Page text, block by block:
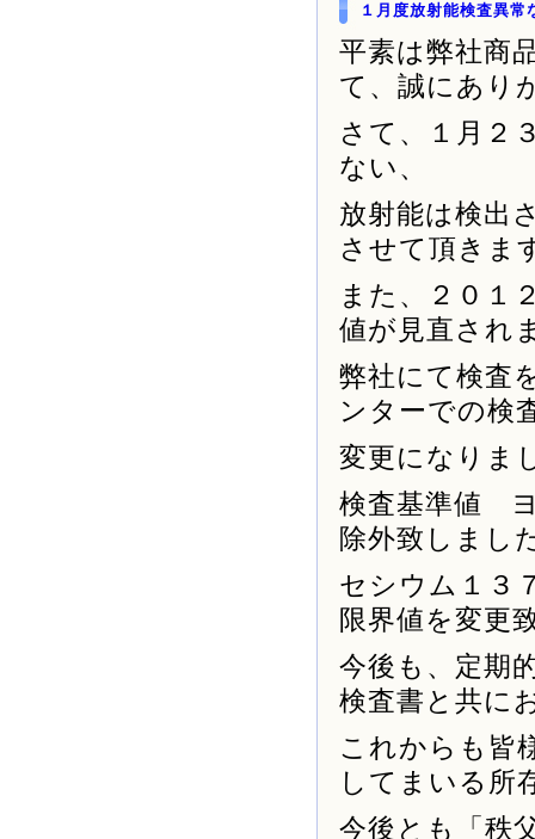
１月度放射能検査異常
平素は弊社商
て、誠にあり
さて、１月２
ない、
放射能は検出
させて頂きま
また、２０１
値が見直され
弊社にて検査
ンターでの検
変更になりま
検査基準値
除外致しまし
セシウム１３
限界値を変更
今後も、定期
検査書と共に
これからも皆
してまいる所
今後とも「秩